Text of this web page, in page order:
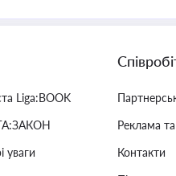
Liga:BOOK
уваги
Реклама
Контакти